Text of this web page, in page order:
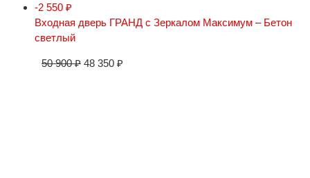
-2 550 ₽
Входная дверь ГРАНД с Зеркалом Максимум – Бетон
светлый
50 900₽ 48 350 ₽